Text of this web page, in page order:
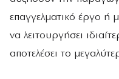
επαγγελματικό έργο ή
να λειτουργήσει
αποτελέσει το